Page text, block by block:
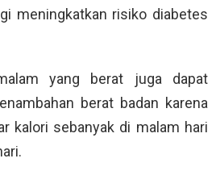
meningkatkan risiko diabetes
yang berat juga dapat
berat badan karena
kalori sebanyak di malam hari